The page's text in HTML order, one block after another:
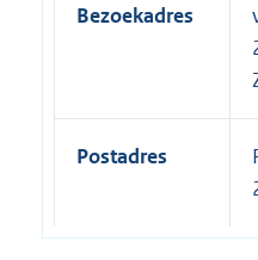
Bezoekadres
Postadres